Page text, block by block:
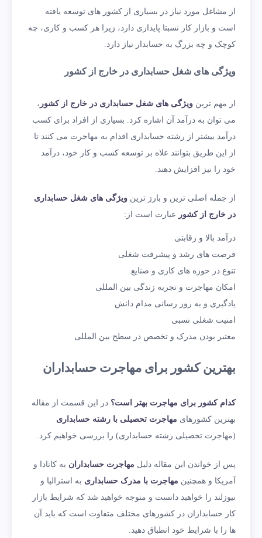
از مشاغل مورد نیاز در بسیاری از کشور های توسعه یافته
است و بازار کار نسبتا پایداری دارد، زیرا هر کسب و کاری، چه
کوچک و چه بزرگ به حسابدار نیاز دارد.
ویژگی های شغل حسابداری در خارج از کشور
از مهم ترین ویژگی های شغل حسابداری در خارج از کشور ،
می توان به درآمد آن اشاره کرد. بسیاری از افراد برای کسب
درآمد بیشتر از رشته حسابداری اقدام به مهاجرت می کنند تا
از این طریق بتوانند علاه بر توسعه کسب و کار خود، درآمد
خود را نیز افزایش دهند.
از جمله اصلی ترین و بارز ترین ویژگی های شغل حسابداری
در خارج از کشور عبارت است از:
درآمد بالا و رقابتی
فرصت های رشد و پیشرفت شغلی
تنوع در حوزه های کاری و صنایع
امکان مهاجرت و تجربه زندگی بین المللی
یادگیری و به روز رسانی مدام دانش
امنیت شغلی نسبی
معتبر بودن مدرک و تخصص در سطح بین المللی
بهترین کشور برای مهاجرت حسابداران
کدام کشور برای مهاجرت بهتر است؟ در این قسمت از مقاله
بهترین کشورهای مهاجرت تحصیلی با رشته حسابداری
(مهاجرت تحصیلی رشته حسابداری) را بررسی خواهیم کرد.
پس از خواندن این مقاله دلیل مهاجرت حسابداران به کانادا و
آمریکا و همچنین مهاجرت با مدرک حسابداری به استرالیا و
نیوزلند را خواهید دانست و متوجه خواهید شد که شرایط بازار
کار حسابداران در کشورهای مختلف متفاوت است که باید آن
ها را با شرایط خود انطباق دهید.